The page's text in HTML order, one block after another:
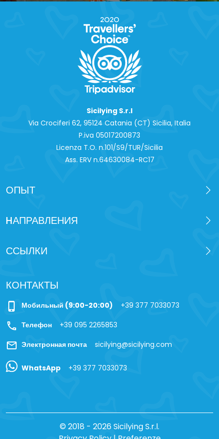
Sicilying S.r.l
Via Crociferi 62, 95124 Catania (CT) Sicilia, Italia
P.iva 0‍5017200873
Licenza T.O. n.101/S9/TUR/Sicilia
Ass. ERV n.64630084-RC17
ОПЫТ
HАПРАВЛЕНИЯ
ССЫЛКИ
КОНТАКТЫ
phone_iphone Мобильный (9:00-20:00) +39 377 7033073
call Телефон +39 095 2265853
mail Электронная почта sicilying@sicilying.com
WhatsApp +39 377 7033073
© 2018 - 2026 Sicilying S.r.l.